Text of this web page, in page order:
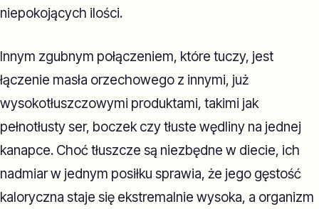
niepokojących ilości.
Innym zgubnym połączeniem, które tuczy, jest
łączenie masła orzechowego z innymi, już
wysokotłuszczowymi produktami, takimi jak
pełnotłusty ser, boczek czy tłuste wędliny na jednej
kanapce. Choć tłuszcze są niezbędne w diecie, ich
nadmiar w jednym posiłku sprawia, że jego gęstość
kaloryczna staje się ekstremalnie wysoka, a organizm